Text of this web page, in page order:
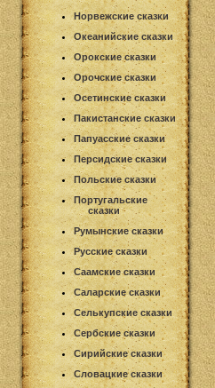
Норвежские сказки
Океанийские сказки
Орокские сказки
Орочские сказки
Осетинские сказки
Пакистанские сказки
Папуасские сказки
Персидские сказки
Польские сказки
Португальские
сказки
Румынские сказки
Русские сказки
Саамские сказки
Саларские сказки
Селькупские сказки
Сербские сказки
Сирийские сказки
Словацкие сказки